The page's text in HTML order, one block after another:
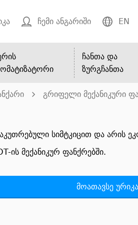
ჩემი ანგარიში EN
ჩანთა და
ზურგჩანთა
გრიფელი მექანიკური
სიმტკიცით და
ის მექანიკურ ფანქრებში.
მოათავსე